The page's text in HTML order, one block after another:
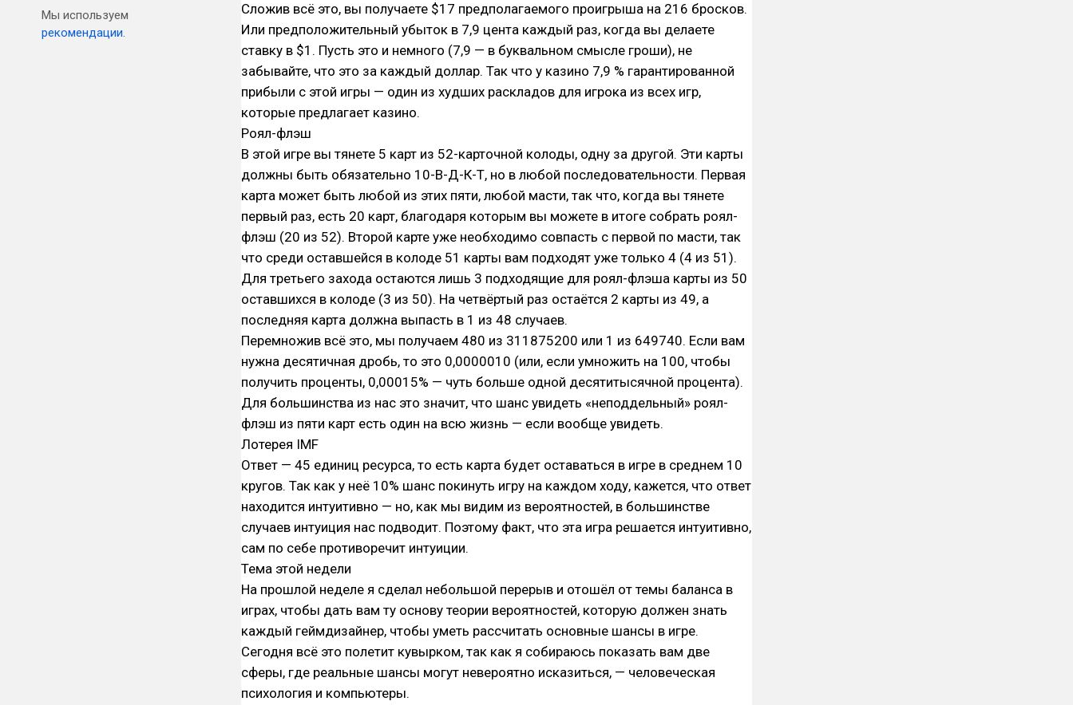
Мы используем
рекомендации.
Сложив всё это, вы получаете $17 предполагаемого проигрыша на 216 бросков.
Или предположительный убыток в 7,9 цента каждый раз, когда вы делаете
ставку в $1. Пусть это и немного (7,9 — в буквальном смысле гроши), не
забывайте, что это за каждый доллар. Так что у казино 7,9 % гарантированной
прибыли с этой игры — один из худших раскладов для игрока из всех игр,
которые предлагает казино.
Роял-флэш
В этой игре вы тянете 5 карт из 52-карточной колоды, одну за другой. Эти карты
должны быть обязательно 10-В-Д-К-Т, но в любой последовательности. Первая
карта может быть любой из этих пяти, любой масти, так что, когда вы тянете
первый раз, есть 20 карт, благодаря которым вы можете в итоге собрать роял-
флэш (20 из 52). Второй карте уже необходимо совпасть с первой по масти, так
что среди оставшейся в колоде 51 карты вам подходят уже только 4 (4 из 51).
Для третьего захода остаются лишь 3 подходящие для роял-флэша карты из 50
оставшихся в колоде (3 из 50). На четвёртый раз остаётся 2 карты из 49, а
последняя карта должна выпасть в 1 из 48 случаев.
Перемножив всё это, мы получаем 480 из 311875200 или 1 из 649740. Если вам
нужна десятичная дробь, то это 0,0000010 (или, если умножить на 100, чтобы
получить проценты, 0,00015% — чуть больше одной десятитысячной процента).
Для большинства из нас это значит, что шанс увидеть «неподдельный» роял-
флэш из пяти карт есть один на всю жизнь — если вообще увидеть.
Лотерея IMF
Ответ — 45 единиц ресурса, то есть карта будет оставаться в игре в среднем 10
кругов. Так как у неё 10% шанс покинуть игру на каждом ходу, кажется, что ответ
находится интуитивно — но, как мы видим из вероятностей, в большинстве
случаев интуиция нас подводит. Поэтому факт, что эта игра решается интуитивно,
сам по себе противоречит интуиции.
Тема этой недели
На прошлой неделе я сделал небольшой перерыв и отошёл от темы баланса в
играх, чтобы дать вам ту основу теории вероятностей, которую должен знать
каждый геймдизайнер, чтобы уметь рассчитать основные шансы в игре.
Сегодня всё это полетит кувырком, так как я собираюсь показать вам две
сферы, где реальные шансы могут невероятно исказиться, — человеческая
психология и компьютеры.